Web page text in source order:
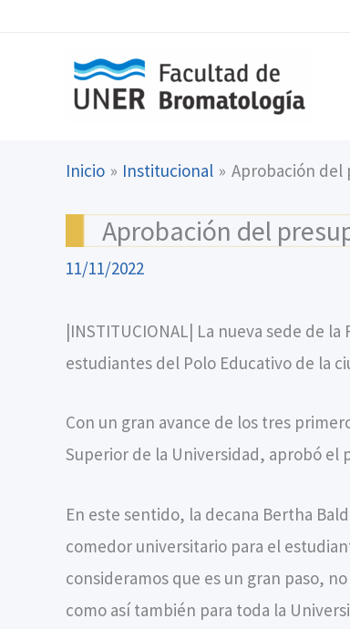
contenido
Inicio Institucional Aprobación del
Aprobación del
11/11/2022
|INSTITUCIONAL| La nueva sede de
estudiantes del Polo Educativo de la
Con un gran avance de los tres
Superior de la Universidad, aprobó el
En este sentido, la decana Bertha
comedor universitario para el
consideramos que es un gran paso,
como así también para toda la